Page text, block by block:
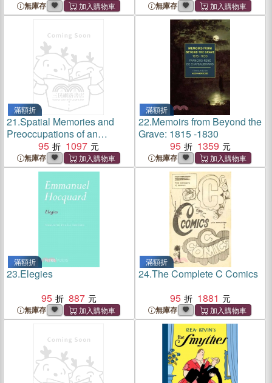
無庫存 無庫存
滿額折
21.Spatial Memories and
Preoccupations of an
Architect95 1097
無庫存
滿額折
22.Memoirs from Beyond the
Grave: 1815 -1830
95
1359
無庫存
滿額折
23.Elegies
95
887
無庫存
滿額折
24.The Complete C Comics
95
1881
無庫存